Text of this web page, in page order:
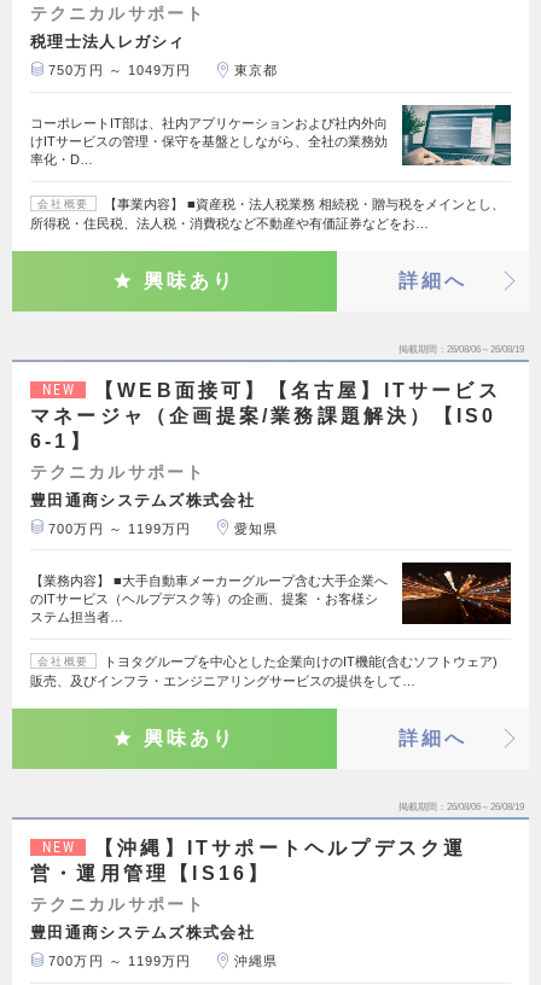
テクニカルサポート
税理士法人レガシィ
750万円 ～ 1049万円 東京都
コーポレートIT部は、社内アプリケーションおよび社内外向
けITサービスの管理・保守を基盤としながら、全社の業務効
率化・D…
会社概要
【事業内容】 ■資産税・法人税業務 相続税・贈与税をメインとし、
所得税・住民税、法人税・消費税など不動産や有価証券などをお…
興味あり 詳細へ
掲載期間 26/08/06～26/08/19
NEW
【WEB面接可】【名古屋】ITサービス
マネージャ（企画提案/業務課題解決）【IS0
6-1】
テクニカルサポート
豊田通商システムズ株式会社
700万円 ～ 1199万円 愛知県
【業務内容】 ■大手自動車メーカーグループ含む大手企業へ
のITサービス（ヘルプデスク等）の企画、提案 ・お客様シ
ステム担当者…
会社概要
トヨタグループを中心とした企業向けのIT機能(含むソフトウェア)
販売、及びインフラ・エンジニアリングサービスの提供をして…
興味あり 詳細へ
掲載期間 26/08/06～26/08/19
NEW
【沖縄】ITサポートヘルプデスク運
営・運用管理【IS16】
テクニカルサポート
豊田通商システムズ株式会社
700万円 ～ 1199万円 沖縄県